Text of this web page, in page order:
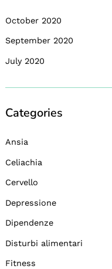
October 2020
September 2020
July 2020
Categories
Ansia
Celiachia
Cervello
Depressione
Dipendenze
Disturbi alimentari
Fitness